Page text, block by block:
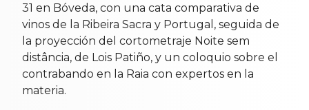
31 en Bóveda, con una cata comparativa de
vinos de la Ribeira Sacra y Portugal, seguida de
la proyección del cortometraje Noite sem
distância, de Lois Patiño, y un coloquio sobre el
contrabando en la Raia con expertos en la
materia.